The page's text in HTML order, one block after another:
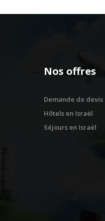
Nos offres
Demande de devis
Hôtels en Israël
Séjours en Israël